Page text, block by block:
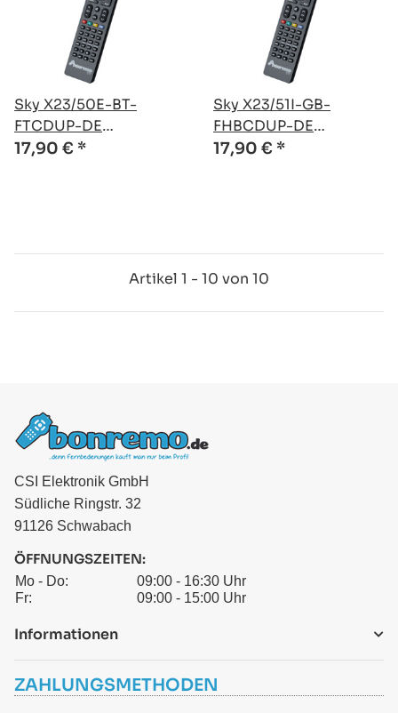
Sky X23/50E-BT-
FTCDUP-DE
kompatible Ersatz
17,90 € *
Sky X23/51I-GB-
FHBCDUP-DE
kompatible Ersatz
17,90 € *
Artikel 1 - 10 von 10
CSI Elektronik GmbH
Südliche Ringstr. 32
91126 Schwabach
ÖFFNUNGSZEITEN:
Mo - Do:
09:00 - 16:30 Uhr
Fr:
09:00 - 15:00 Uhr
Informationen
ZAHLUNGSMETHODEN